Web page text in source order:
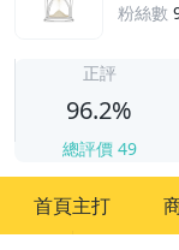
粉絲數
正評
96.2%
總評價 49
首頁主打